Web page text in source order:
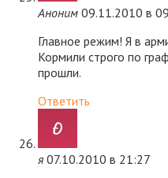
Аноним 09.11.2010 в
Главное режим! Я в
Кормили строго по
прошли.
Ответить
я 07.10.2010 в 21:27